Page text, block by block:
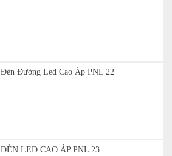
Đèn Đường Led Cao Áp PNL 22
ĐÈN LED CAO ÁP PNL 23